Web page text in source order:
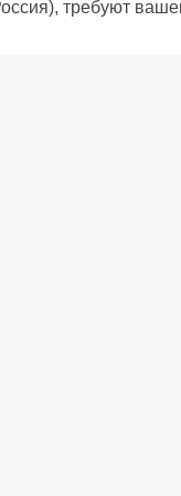
требуют